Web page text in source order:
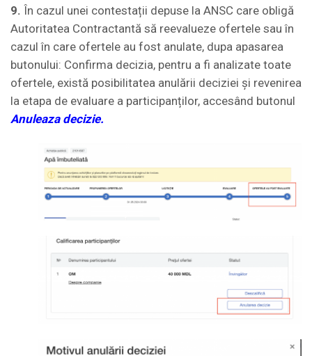
9. În cazul unei contestații depuse la ANSC care obligă
Autoritatea Contractantă să reevalueze ofertele sau în
cazul în care ofertele au fost anulate, dupa apasarea
butonului: Confirma decizia, pentru a fi analizate toate
ofertele, există posibilitatea anulării deciziei și revenirea
la etapa de evaluare a participanților, accesând butonul
Anuleaza decizie.